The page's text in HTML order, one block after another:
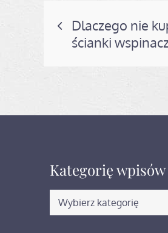
Nawigacja
wpisu
Dlaczego nie
ścianki
Kategorię wpisów
Kategorię
wpisów